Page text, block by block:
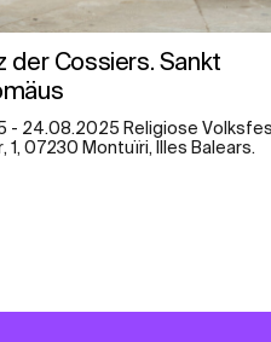
der Cossiers. Sankt
- 24.08.2025 Religiose
1, 07230 Montuïri, Illes Balears.